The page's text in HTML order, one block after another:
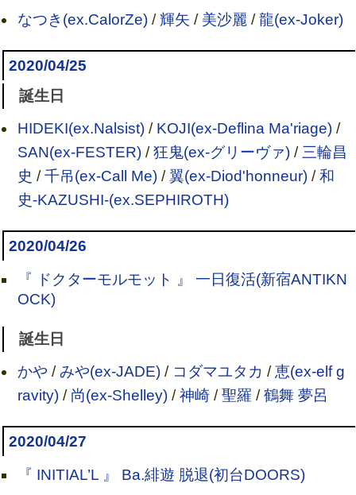
なつき(ex.CalorZe)/輝矢 / 美沙麗 /龍(ex-Joker)
2020/04/25
誕生日
HIDEKI(ex.Nalsist)/ KOJI(ex-Deflina Ma'riage)/
SAN(ex-FESTER)/狂鬼(ex-グリーヴァ)/ 三輪昌
史 /千吊(ex-Call Me)/翼(ex-Diod'honneur)/和
史-KAZUSHI-(ex.SEPHIROTH)
2020/04/26
『 ドクターモルモット 』 一日復活(新宿ANTIKN
OCK)
誕生日
かや /みや(ex-JADE)/ コダマユタカ /恵(ex-elf g
ravity)/ 尚(ex-Shelley)/神崎/聖羅 /鶴舞 夢呂
2020/04/27
『 INITIAL’L 』 Ba.緋遊 脱退(初台DOORS)